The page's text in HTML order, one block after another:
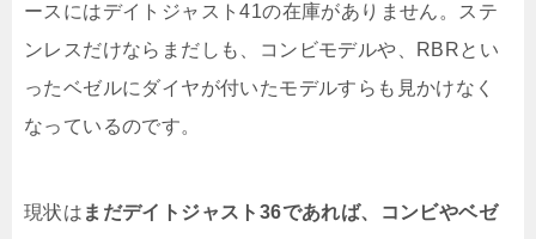
ースにはデイトジャスト41の在庫がありません。ステ
ンレスだけならまだしも、コンビモデルや、RBRとい
ったベゼルにダイヤが付いたモデルすらも見かけなく
なっているのです。
現状は まだデイトジャスト36であれば、コンビやベゼ